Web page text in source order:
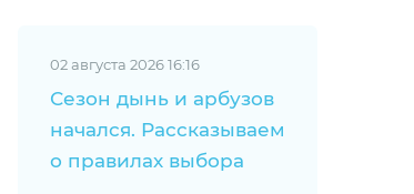
02 августа 2026 16:16
Сезон дынь и арбузов
начался. Рассказываем
о правилах выбора